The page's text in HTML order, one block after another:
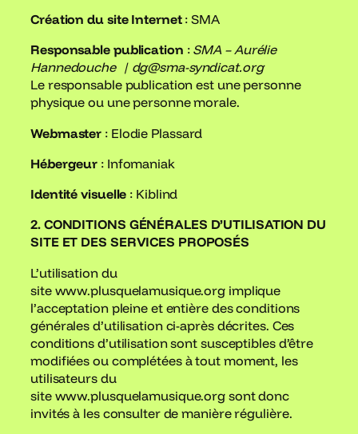
Création du site Internet: SMA
Responsable publication : SMA – Aurélie
Hannedouche | dg@sma-syndicat.org
Le responsable publication est une personne
physique ou une personne morale.
Webmaster : Elodie Plassard
Hébergeur : Infomaniak
Identité visuelle : Kiblind
2. CONDITIONS GÉNÉRALES D’UTILISATION DU
SITE ET DES SERVICES PROPOSÉS
L’utilisation du
site www.plusquelamusique.org implique
l’acceptation pleine et entière des conditions
générales d’utilisation ci-après décrites. Ces
conditions d’utilisation sont susceptibles d’être
modifiées ou complétées à tout moment, les
utilisateurs du
site www.plusquelamusique.org sont donc
invités à les consulter de manière régulière.